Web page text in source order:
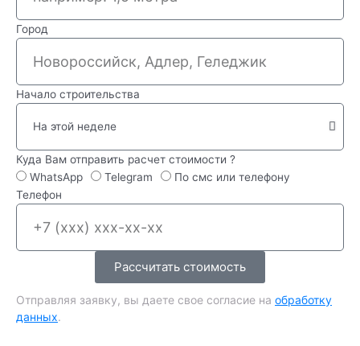
Город
Начало строительства
Куда Вам отправить расчет стоимости ?
WhatsApp
Telegram
По смс или телефону
Телефон
Рассчитать стоимость
Отправляя заявку, вы даете свое согласие на обработку
данных.